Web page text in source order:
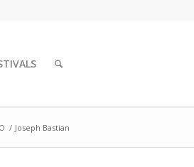
/ Joseph Bastian